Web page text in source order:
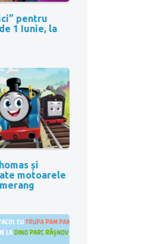
pentru
1 Iunie, la
și
motoarele